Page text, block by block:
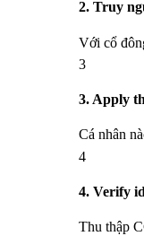
2. Truy
Với cổ
3
3. Apply
Cá nhân
4
4. Verify
Thu thập